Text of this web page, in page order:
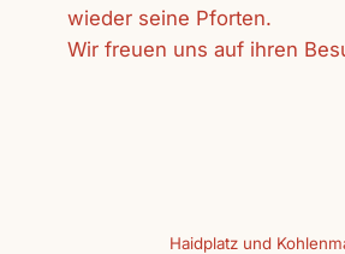
wieder seine Pforten.
Wir freuen uns auf ihren
Haidplatz und